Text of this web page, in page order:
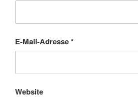
E-Mail-Adresse*
Website